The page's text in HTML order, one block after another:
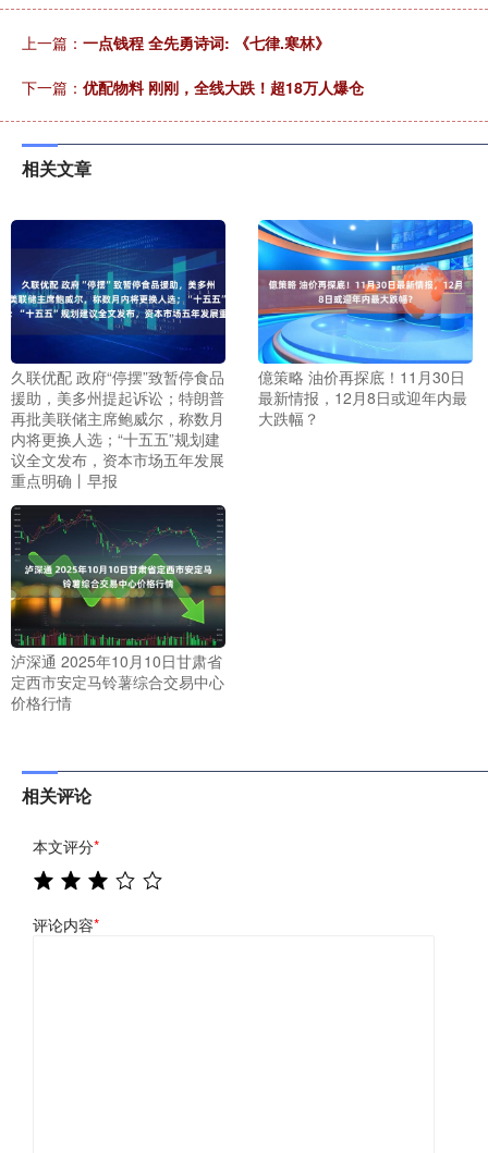
上一篇： 一点钱程 全先勇诗词: 《七律.寒林》
下一篇： 优配物料 刚刚，全线大跌！超18万人爆仓
相关文章
久联优配 政府“停摆”致暂停食品
援助，美多州提起诉讼；特朗普
再批美联储主席鲍威尔，称数月
内将更换人选；“十五五”规划建
议全文发布，资本市场五年发展
重点明确丨早报
億策略 油价再探底！11月30日
最新情报，12月8日或迎年内最
大跌幅？
泸深通 2025年10月10日甘肃省
定西市安定马铃薯综合交易中心
价格行情
相关评论
本文评分*
评论内容*